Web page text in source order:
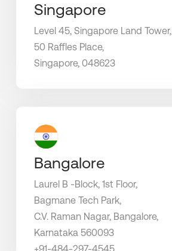
Singapore
Level 45, Singapore Land Tower,
50 Raffles Place,
Singapore, 048623
Bangalore
Laurel B -Block, 1st Floor,
Bagmane Tech Park,
C.V. Raman Nagar, Bangalore,
Karnataka 560093